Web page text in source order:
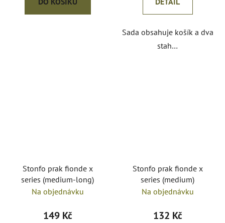
Sada obsahuje košík a dva
stah…
Stonfo prak fionde x
series (medium-long)
Na objednávku
149 Kč
Stonfo prak fionde x
series (medium)
Na objednávku
132 Kč